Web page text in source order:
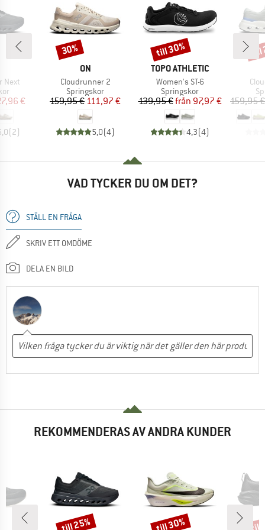
Next
pris
€
(2)
VARUMÄRKE
ON
Produkter
Cloudrunner 2
Produktgrupp
Springskor
Pris
159,95 €Reducerat pris
111,97 €
5,0(4)
Rabatt
30%
VARUMÄRKE
TOPO ATHLETIC
Produkter
Women's ST-6
Produktgrupp
Springskor
Pris
139,95 € Reducerat pris
från 97,97 €
4,3(4)
Rabatt
till 30%
159,95 €
VAD TYCKER DU OM DET?
STÄLL EN FRÅGA
SKRIV ETT OMDÖME
DELA EN BILD
REKOMMENDERAS AV ANDRA KUNDER
Rabatt
till 25% Rabatt
till 30% till